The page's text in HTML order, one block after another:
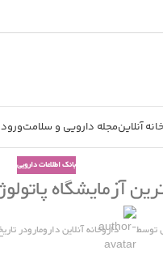
آنلاینمجله دارویی و سلامتورود
بانک اطلاعات دارویی
آزمایشگاه
توسط داروخانه آنلاین دارومارودر تاریخ